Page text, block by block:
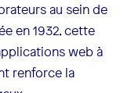
au sein de
en 1932, cette
web à
renforce la